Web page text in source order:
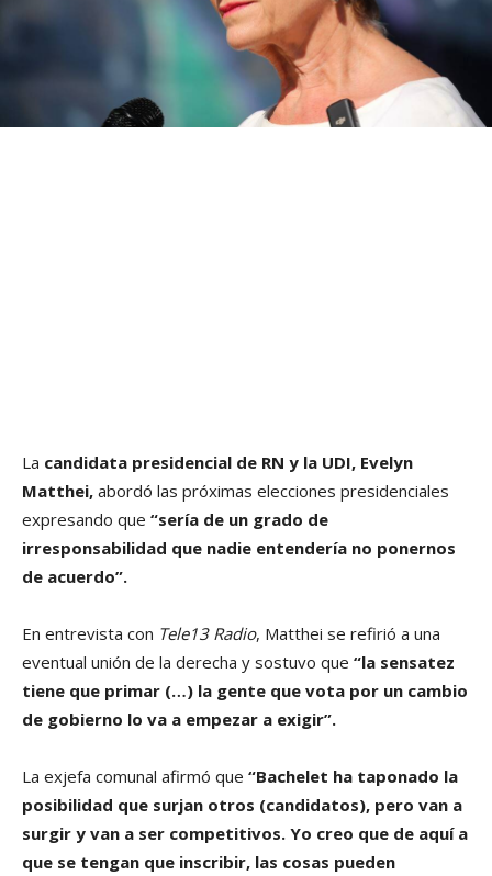
La candidata presidencial de RN y la UDI, Evelyn
Matthei, abordó las próximas elecciones presidenciales
expresando que “sería de un grado de
irresponsabilidad que nadie entendería no ponernos
de acuerdo”.
En entrevista con Tele13 Radio, Matthei se refirió a una
eventual unión de la derecha y sostuvo que “la sensatez
tiene que primar (…) la gente que vota por un cambio
de gobierno lo va a empezar a exigir”.
La exjefa comunal afirmó que “Bachelet ha taponado la
posibilidad que surjan otros (candidatos), pero van a
surgir y van a ser competitivos. Yo creo que de aquí a
que se tengan que inscribir, las cosas pueden